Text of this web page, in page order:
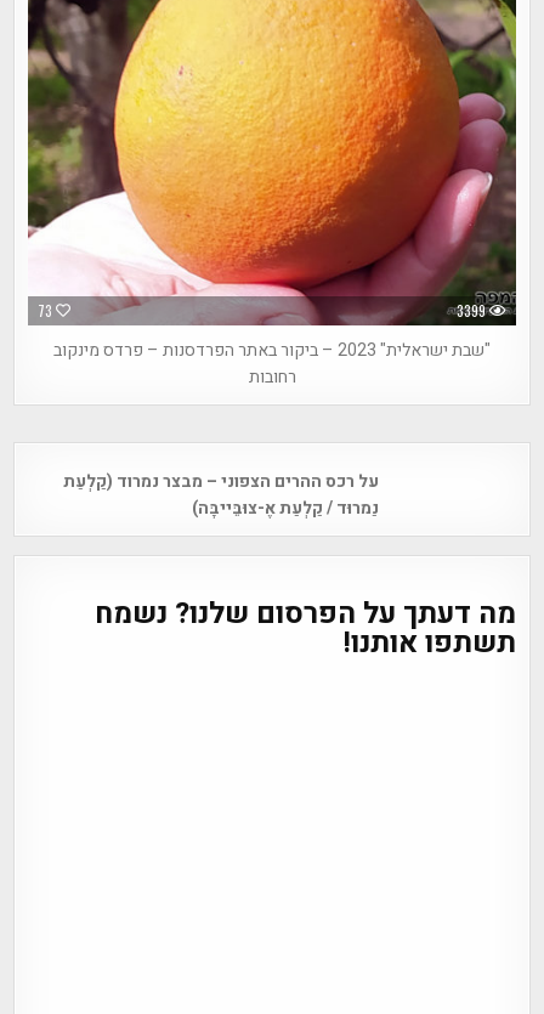
73 3399
"שבת ישראלית" 2023 – ביקור באתר הפרדסנות – פרדס מינקוב
רחובות
navigationעל רכס ההרים הצפוני – מבצר נמרוד (קַלְעַת
נַמרוּד / קַלְעַת אֶ-צוּבֵּייבָּה)
מה דעתך על הפרסום שלנו? נשמח
תשתפו אותנו!